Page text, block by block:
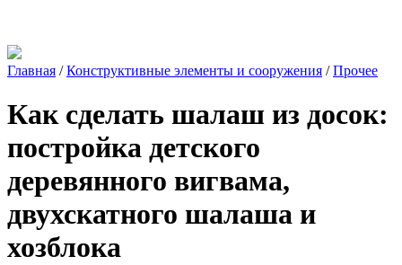
Главная /Конструктивные элементы и сооружения /Прочее
Как сделать шалаш из досок:
постройка детского
деревянного вигвама,
двухскатного шалаша и
хозблока